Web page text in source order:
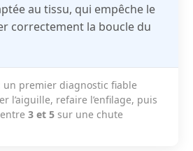
au tissu, qui empêche le
correctement la boucle du
un premier diagnostic fiable
l’aiguille, refaire l’enfilage, puis
entre3 et 5 sur une chute